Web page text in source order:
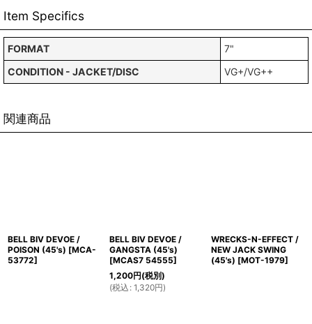
Item Specifics
FORMAT
7"
CONDITION - JACKET/DISC
VG+/VG++
関連商品
BELL BIV DEVOE /
POISON (45's) [MCA-
53772]
BELL BIV DEVOE /
GANGSTA (45's)
[MCAS7 54555]
1,200円(税別)
(税込 : 1,320円)
WRECKS-N-EFFECT /
NEW JACK SWING
(45's) [MOT-1979]